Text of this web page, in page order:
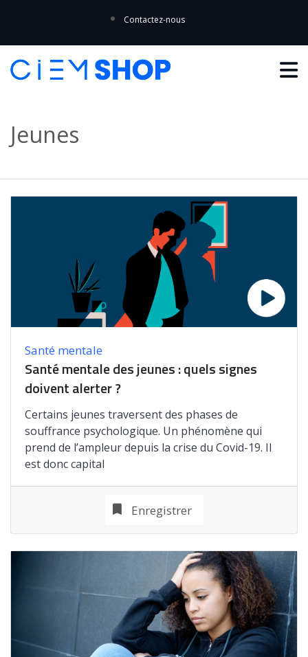
Contactez-nous
Jeunes
Santé mentale
Santé mentale des jeunes : quels signes
doivent alerter ?
Certains jeunes traversent des phases de
souffrance psychologique. Un phénomène qui
prend de l’ampleur depuis la crise du Covid-19. Il
est donc capital
Enregistrer